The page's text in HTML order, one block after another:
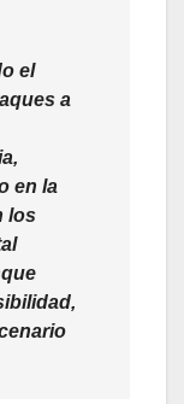
el
a
en la
los